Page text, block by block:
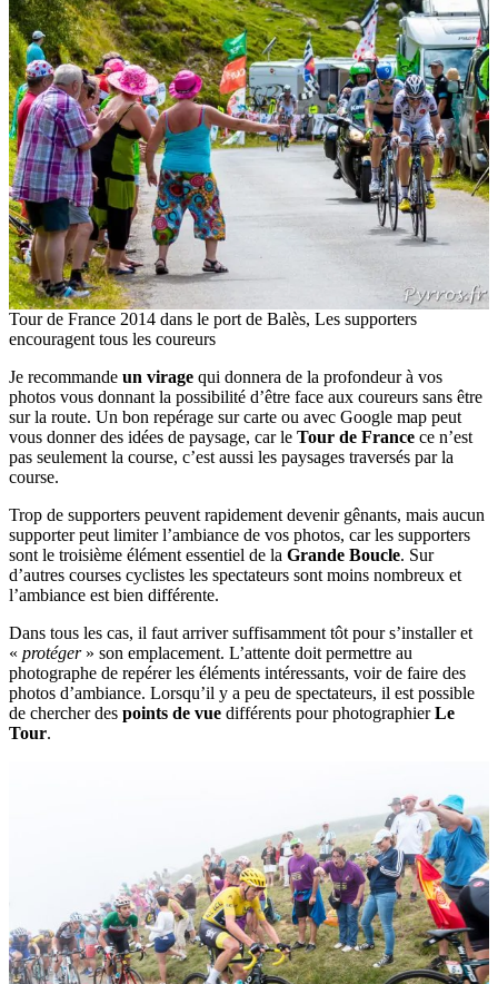
Tour de France 2014 dans le port de Balès, Les supporters
encouragent tous les coureurs
Je recommande un virage qui donnera de la profondeur à vos
photos vous donnant la possibilité d’être face aux coureurs sans être
sur la route. Un bon repérage sur carte ou avec Google map peut
vous donner des idées de paysage, car le Tour de France ce n’est
pas seulement la course, c’est aussi les paysages traversés par la
course.
Trop de supporters peuvent rapidement devenir gênants, mais aucun
supporter peut limiter l’ambiance de vos photos, car les supporters
sont le troisième élément essentiel de la Grande Boucle. Sur
d’autres courses cyclistes les spectateurs sont moins nombreux et
l’ambiance est bien différente.
Dans tous les cas, il faut arriver suffisamment tôt pour s’installer et
« protéger» son emplacement. L’attente doit permettre au
photographe de repérer les éléments intéressants, voir de faire des
photos d’ambiance. Lorsqu’il y a peu de spectateurs, il est possible
de chercher des points de vue différents pour photographierLe
Tour.